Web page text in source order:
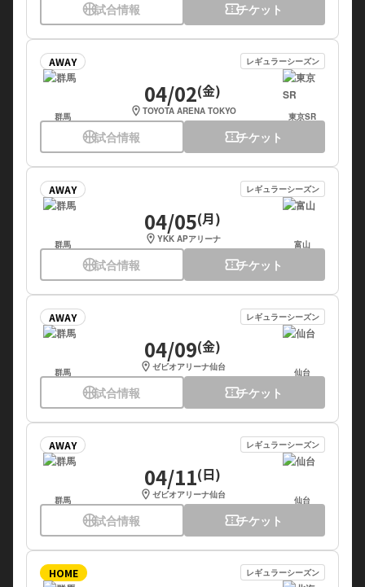
sports_basketball試合情報 confirmation_numberチケット
AWAY レギュラーシーズン
群馬
04/02(金)
location_on TOYOTA ARENA TOKYO 東京SR
sports_basketball試合情報 confirmation_numberチケット
AWAY レギュラーシーズン
群馬
04/05(月)
location_on YKK APアリーナ 富山
sports_basketball試合情報 confirmation_numberチケット
AWAY レギュラーシーズン
群馬
04/09(金)
location_on ゼビオアリーナ仙台 仙台
sports_basketball試合情報 confirmation_numberチケット
AWAY レギュラーシーズン
群馬
04/11(日)
location_on ゼビオアリーナ仙台 仙台
sports_basketball試合情報 confirmation_numberチケット
HOME レギュラーシーズン